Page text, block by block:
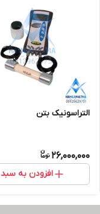
التراسونیک بتن
26,000,000
افزودن به سبد